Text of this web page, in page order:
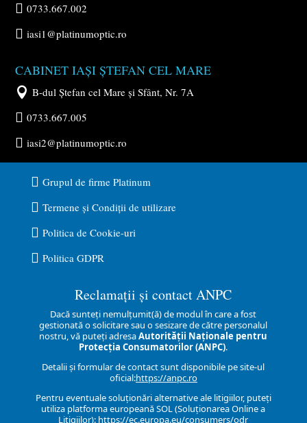
 0733.667.002
 iasi1@platinumoptic.ro
CABINET IAȘI ȘTEFAN CEL MARE
 B-dul Ștefan cel Mare și Sfânt, Nr. 7A
 0733.667.005
 iasi2@platinumoptic.ro
 Grupul de firme Platinum
 Termene și Condiții de utilizare
 Politica de Cookie-uri
 Politica GDPR
Reclamații și contact ANPC
Dacă sunteți nemulțumit(ă) de modul în care a fost
gestionată o solicitare sau o sesizare de către personalul
nostru, vă puteți adresaAutorității Naționale pentru
Protecția Consumatorilor (ANPC).
Detalii și formular de contact sunt disponibile pe site-ul
oficial:https://anpc.ro
Pentru eventuale soluționări alternative ale litigiilor, puteți
utiliza platforma europeană SOL (Soluționarea Online a
Litigiilor): https://ec.europa.eu/consumers/odr